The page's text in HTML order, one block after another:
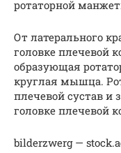
ротаторной
От латерального
головке плечевой
образующая
круглая мышца.
плечевой сустав и
головке плечевой
bilderzwerg —